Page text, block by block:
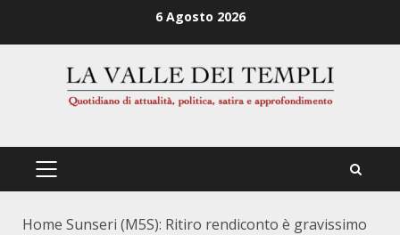
6 Agosto 2026
PRIMÄRES
Home Sunseri (M5S): Ritiro rendiconto è gravissimo